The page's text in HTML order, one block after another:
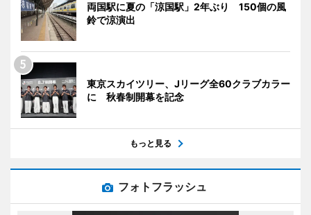
両国駅に夏の「涼国駅」2年ぶり 150個の風
鈴で涼演出
東京スカイツリー、Jリーグ全60クラブカラー
に 秋春制開幕を記念
もっと見る
フォトフラッシュ